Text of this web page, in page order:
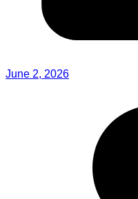
June 2, 2026